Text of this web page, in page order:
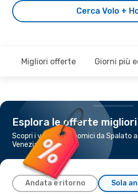
Cerca Volo +
Migliori offerte Giorni più
Esplora le offerte migliori
Scopri i voli più economici da Spalato a
Venezia
Andata e ritorno Sola